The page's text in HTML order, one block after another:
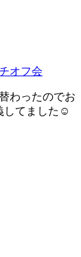
オフ会
わったのでお
してました☺️